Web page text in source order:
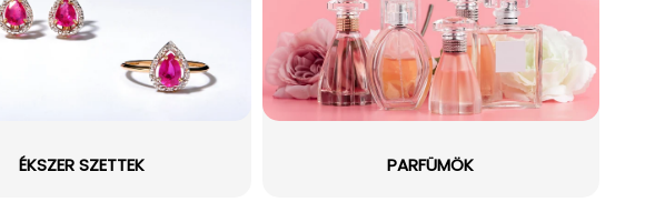
ÉKSZER SZETTEK PARFÜMÖK